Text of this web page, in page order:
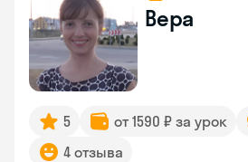
Вера
5 от 1590 ₽ за урок
4 отзыва